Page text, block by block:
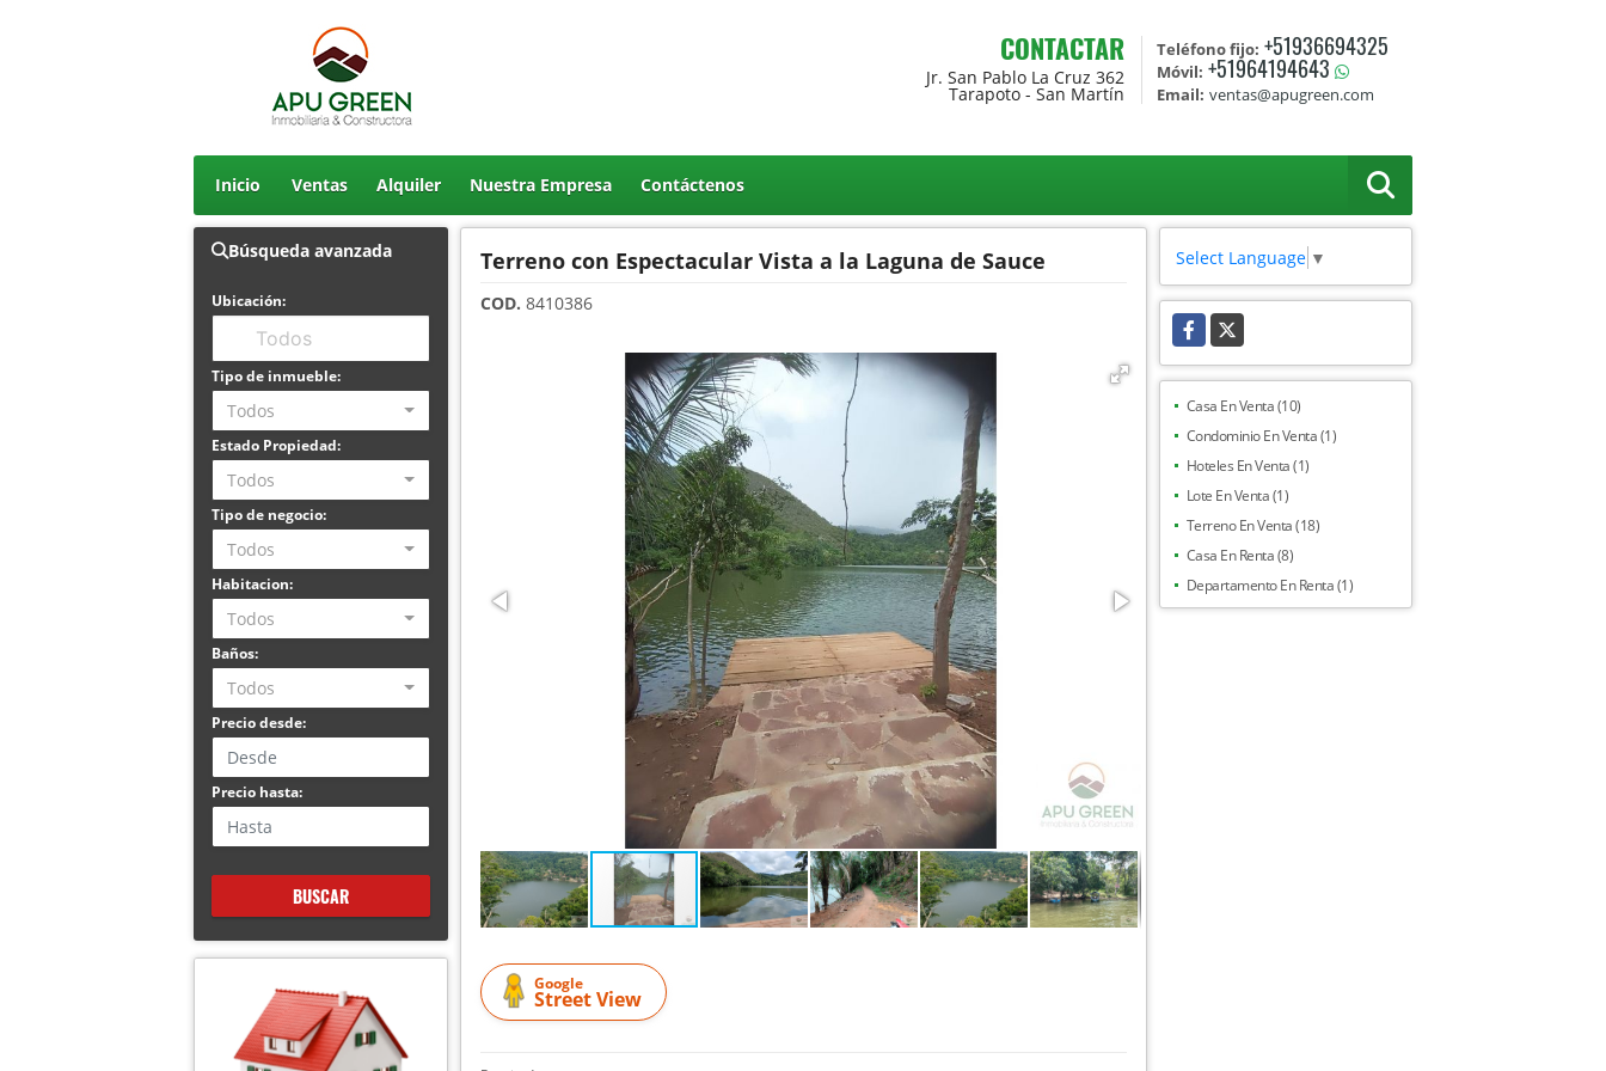
CONTACTAR
Jr. San Pablo La Cruz 362
Tarapoto - San Martín
Teléfono fijo: +51936694325
Móvil: +51964194643
Email: ventas@apugreen.com
Inicio Ventas Alquiler Nuestra Empresa Contáctenos
Búsqueda avanzada
Ubicación:
Tipo de inmueble:
Todos
Estado Propiedad:
Todos
Tipo de negocio:
Todos
Habitacion:
Todos
Baños:
Todos
Precio desde:
Precio hasta:
BUSCAR
Terreno con Espectacular Vista a la Laguna de Sauce
COD. 8410386
Google
Street View
Select Language ▼
Facebook
X
Casa En Venta (10)
Condominio En Venta (1)
Hoteles En Venta (1)
Lote En Venta (1)
Terreno En Venta (18)
Casa En Renta (8)
Departamento En Renta (1)